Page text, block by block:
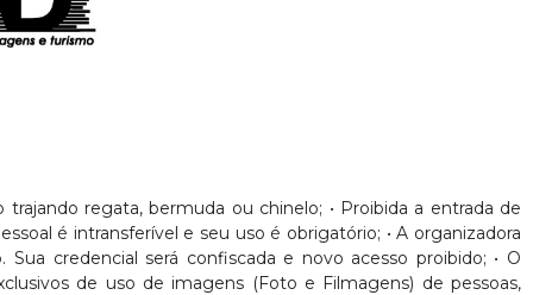
trajando regata, bermuda ou chinelo; • Proibida a entrada de
é intransferível e seu uso é obrigatório; • A organizadora
credencial será confiscada e novo acesso proibido; • O
de uso de imagens (Foto e Filmagens) de pessoas,